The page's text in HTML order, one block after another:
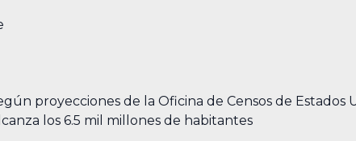
proyecciones de la Oficina de Censos de Estados
los 6.5 mil millones de habitantes